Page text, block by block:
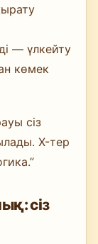
— үлкейту
көмек
сіз
X-тер
сіз